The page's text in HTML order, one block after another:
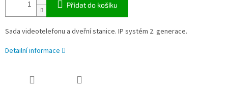
Přidat do košíku
Sada videotelefonu a dveřní stanice. IP systém 2. generace.
Detailní informace